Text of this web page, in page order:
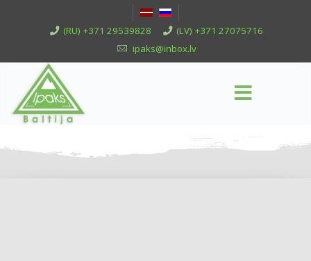
(RU) +371 29539828
(LV) +371 27075716
ipaks@inbox.lv